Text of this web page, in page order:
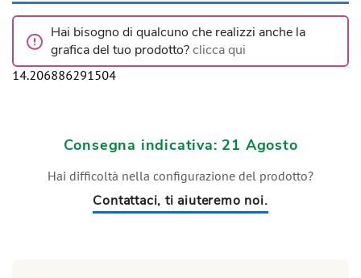
Hai bisogno di qualcuno che realizzi anche la
grafica del tuo prodotto?clicca qui
14.206886291504
Consegna indicativa: 21 Agosto
Hai difficoltà nella configurazione del prodotto?
Contattaci, ti aiuteremo noi.